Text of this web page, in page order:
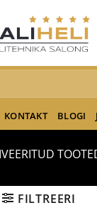
KONTAKT BLOGI
FILTREERI